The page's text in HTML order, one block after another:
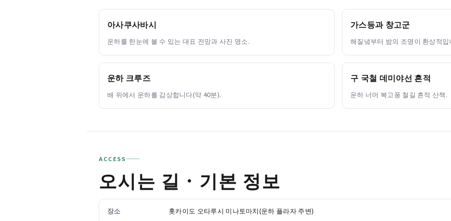
아사쿠사바시
운하를 한눈에 볼 수 있는 대표 전망과 사진 명소.
가스등과 창고군
해질녘부터 밤의 조명이 환상적입
운하 크루즈
배 위에서 운하를 감상합니다(약 40분).
구 국철 데미야선 흔적
운하 너머 복고풍 철길 흔적 산책.
ACCESS
오시는 길・기본 정보
장소 홋카이도 오타루시 미나토마치(운하 플라자 주변)